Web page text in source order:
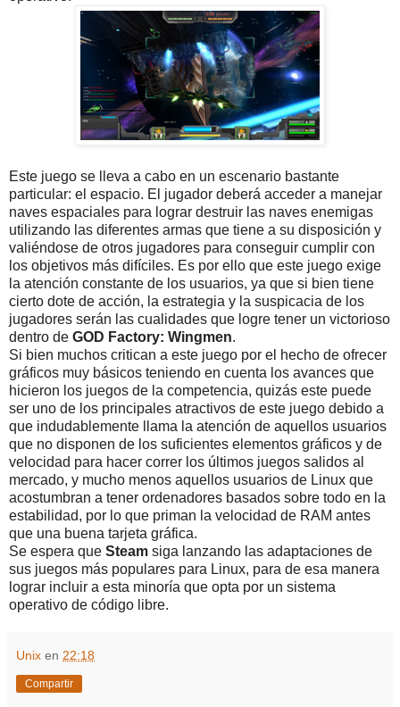
Este juego se lleva a cabo en un escenario bastante
particular: el espacio. El jugador deberá acceder a manejar
naves espaciales para lograr destruir las naves enemigas
utilizando las diferentes armas que tiene a su disposición y
valiéndose de otros jugadores para conseguir cumplir con
los objetivos más difíciles. Es por ello que este juego exige
la atención constante de los usuarios, ya que si bien tiene
cierto dote de acción, la estrategia y la suspicacia de los
jugadores serán las cualidades que logre tener un victorioso
dentro de GOD Factory: Wingmen.
Si bien muchos critican a este juego por el hecho de ofrecer
gráficos muy básicos teniendo en cuenta los avances que
hicieron los juegos de la competencia, quizás este puede
ser uno de los principales atractivos de este juego debido a
que indudablemente llama la atención de aquellos usuarios
que no disponen de los suficientes elementos gráficos y de
velocidad para hacer correr los últimos juegos salidos al
mercado, y mucho menos aquellos usuarios de Linux que
acostumbran a tener ordenadores basados sobre todo en la
estabilidad, por lo que priman la velocidad de RAM antes
que una buena tarjeta gráfica.
Se espera que Steam siga lanzando las adaptaciones de
sus juegos más populares para Linux, para de esa manera
lograr incluir a esta minoría que opta por un sistema
operativo de código libre.
Unix en 22:18
Compartir